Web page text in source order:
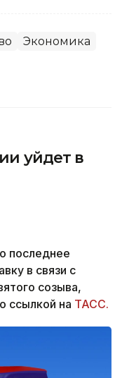
Экономика
уйдет в
последнее
в связи с
созыва,
ссылкой на ТАСС.